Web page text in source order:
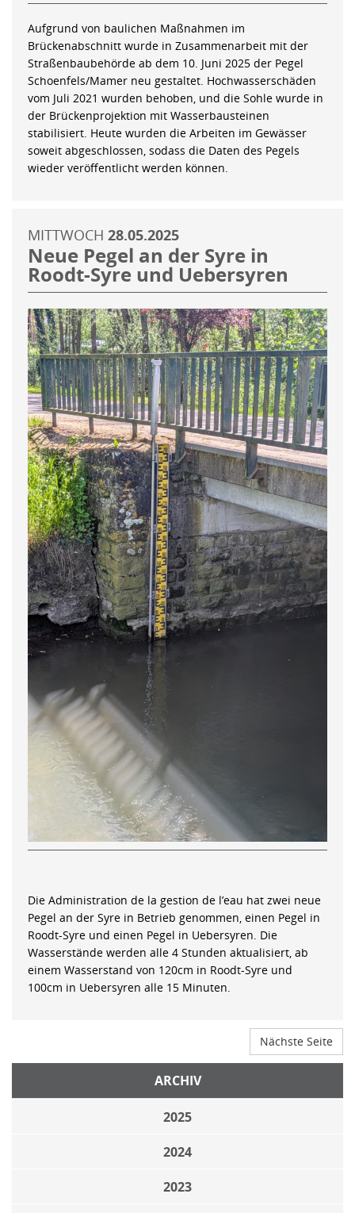
Aufgrund von baulichen Maßnahmen im
Brückenabschnitt wurde in Zusammenarbeit mit der
Straßenbaubehörde ab dem 10. Juni 2025 der Pegel
Schoenfels/Mamer neu gestaltet. Hochwasserschäden
vom Juli 2021 wurden behoben, und die Sohle wurde in
der Brückenprojektion mit Wasserbausteinen
stabilisiert. Heute wurden die Arbeiten im Gewässer
soweit abgeschlossen, sodass die Daten des Pegels
wieder veröffentlicht werden können.
MITTWOCH 28.05.2025
Neue Pegel an der Syre in
Roodt-Syre und Uebersyren
Die Administration de la gestion de l’eau hat zwei neue
Pegel an der Syre in Betrieb genommen, einen Pegel in
Roodt-Syre und einen Pegel in Uebersyren. Die
Wasserstände werden alle 4 Stunden aktualisiert, ab
einem Wasserstand von 120cm in Roodt-Syre und
100cm in Uebersyren alle 15 Minuten.
Nächste Seite
ARCHIV
2025
2024
2023